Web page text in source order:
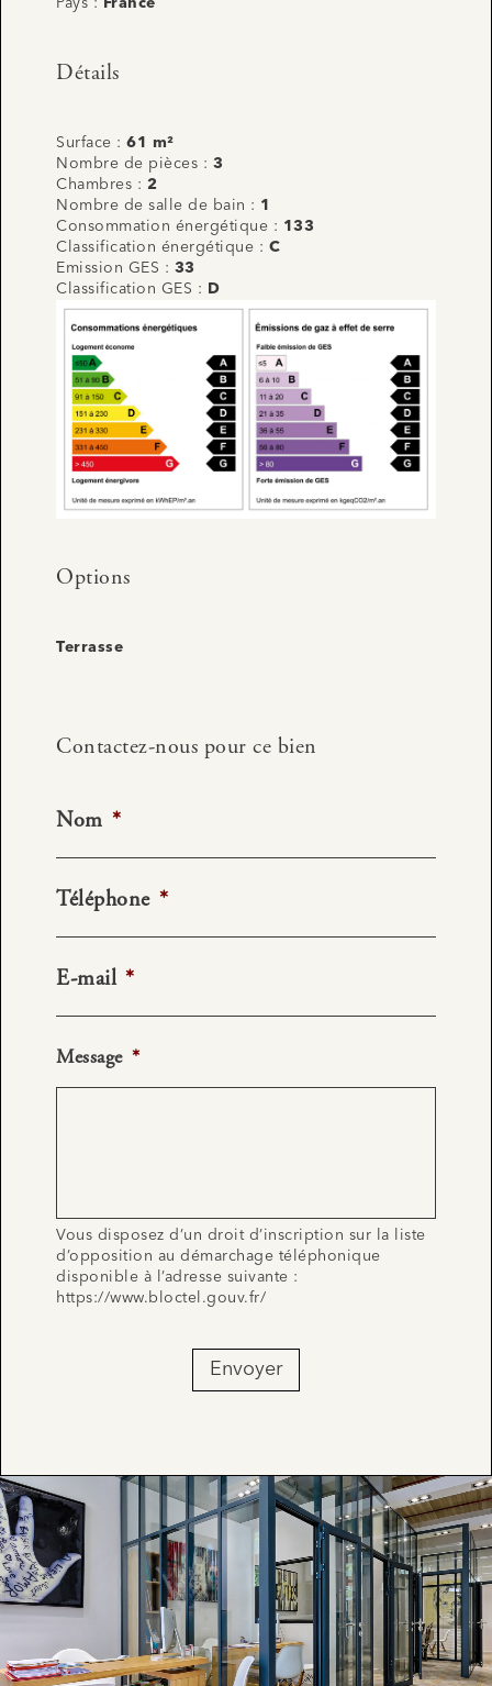
Détails
Surface : 61 m²
Nombre de pièces : 3
Chambres : 2
Nombre de salle de bain : 1
Consommation énergétique : 133
Classification énergétique : C
Emission GES : 33
Classification GES :
D
Options
Terrasse
Contactez-nous pour ce bien
Nom *
Téléphone *
E-mail *
Message *
Vous disposez d’un droit d’inscription sur la liste
d’opposition au démarchage téléphonique
disponible à l’adresse suivante :
https://www.bloctel.gouv.fr/
Envoyer